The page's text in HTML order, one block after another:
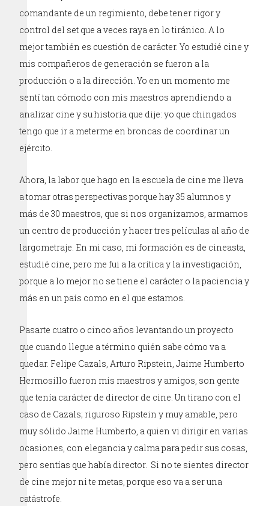
comandante de un regimiento, debe tener rigor y
control del set que a veces raya en lo tiránico. A lo
mejor también es cuestión de carácter. Yo estudié cine y
mis compañeros de generación se fueron a la
producción o a la dirección. Yo en un momento me
sentí tan cómodo con mis maestros aprendiendo a
analizar cine y su historia que dije: yo que chingados
tengo que ir a meterme en broncas de coordinar un
ejército.
Ahora, la labor que hago en la escuela de cine me lleva
a tomar otras perspectivas porque hay 35 alumnos y
más de 30 maestros, que si nos organizamos, armamos
un centro de producción y hacer tres películas al año de
largometraje. En mi caso, mi formación es de cineasta,
estudié cine, pero me fui a la crítica y la investigación,
porque a lo mejor no se tiene el carácter o la paciencia y
más en un país como en el que estamos.
Pasarte cuatro o cinco años levantando un proyecto
que cuando llegue a término quién sabe cómo va a
quedar. Felipe Cazals, Arturo Ripstein, Jaime Humberto
Hermosillo fueron mis maestros y amigos, son gente
que tenía carácter de director de cine. Un tirano con el
caso de Cazals; riguroso Ripstein y muy amable, pero
muy sólido Jaime Humberto, a quien vi dirigir en varias
ocasiones, con elegancia y calma para pedir sus cosas,
pero sentías que había director. Si no te sientes director
de cine mejor ni te metas, porque eso va a ser una
catástrofe.